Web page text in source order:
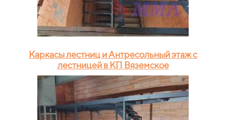
Каркасы лестниц и Антресольный этаж с
лестницей в КП Вяземское